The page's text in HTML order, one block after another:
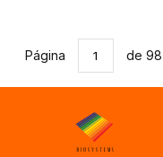
Página de 98